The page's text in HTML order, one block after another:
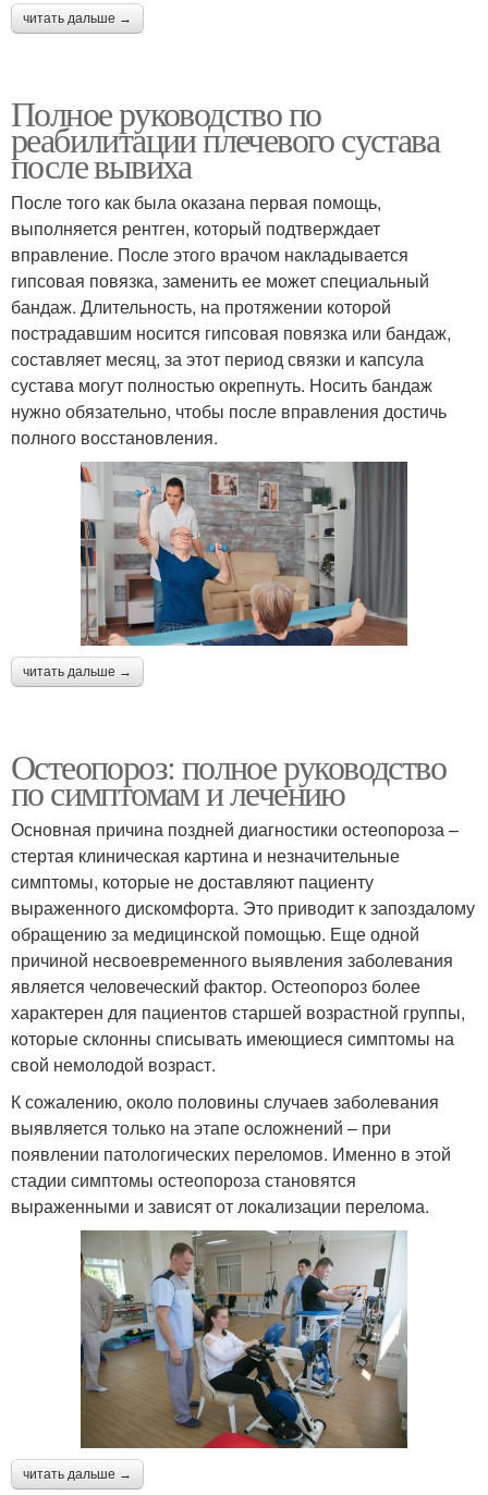
читать дальше →
Полное руководство по
реабилитации плечевого сустава
после вывиха
После того как была оказана первая помощь,
выполняется рентген, который подтверждает
вправление. После этого врачом накладывается
гипсовая повязка, заменить ее может специальный
бандаж. Длительность, на протяжении которой
пострадавшим носится гипсовая повязка или бандаж,
составляет месяц, за этот период связки и капсула
сустава могут полностью окрепнуть. Носить бандаж
нужно обязательно, чтобы после вправления достичь
полного восстановления.
читать дальше →
Остеопороз: полное руководство
по симптомам и лечению
Основная причина поздней диагностики остеопороза –
стертая клиническая картина и незначительные
симптомы, которые не доставляют пациенту
выраженного дискомфорта. Это приводит к запоздалому
обращению за медицинской помощью. Еще одной
причиной несвоевременного выявления заболевания
является человеческий фактор. Остеопороз более
характерен для пациентов старшей возрастной группы,
которые склонны списывать имеющиеся симптомы на
свой немолодой возраст.
К сожалению, около половины случаев заболевания
выявляется только на этапе осложнений – при
появлении патологических переломов. Именно в этой
стадии симптомы остеопороза становятся
выраженными и зависят от локализации перелома.
читать дальше →